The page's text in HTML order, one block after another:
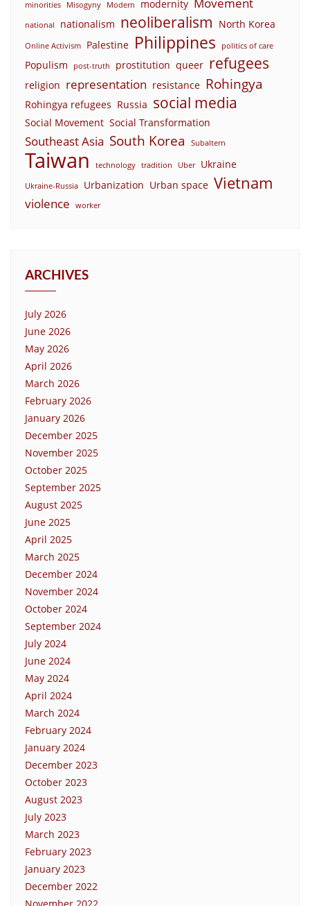
minorities Misogyny Modern modernity
national nationalism neoliberalism North Korea
Online Activism Palestine Philippines politics of care
Populism post-truth prostitution queer refugees
religion representation resistance Rohingya
Rohingya refugees Russia social media
Social Movement Social Transformation
Southeast Asia South Korea Subaltern
Taiwan technology tradition Uber Ukraine
Ukraine-Russia Urbanization Urban space Vietnam
violence worker
ARCHIVES
July 2026
June 2026
May 2026
April 2026
March 2026
February 2026
January 2026
December 2025
November 2025
October 2025
September 2025
August 2025
June 2025
April 2025
March 2025
December 2024
November 2024
October 2024
September 2024
July 2024
June 2024
May 2024
April 2024
March 2024
February 2024
January 2024
December 2023
October 2023
August 2023
July 2023
March 2023
February 2023
January 2023
December 2022
November 2022